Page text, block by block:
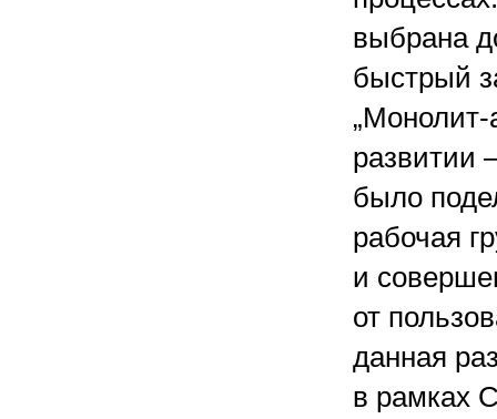
выбрана
быстрый
развитии
было
рабочая
и
от
данная
в рамках